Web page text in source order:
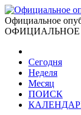
Официальное
Сегодня
Неделя
Месяц
ПОИСК